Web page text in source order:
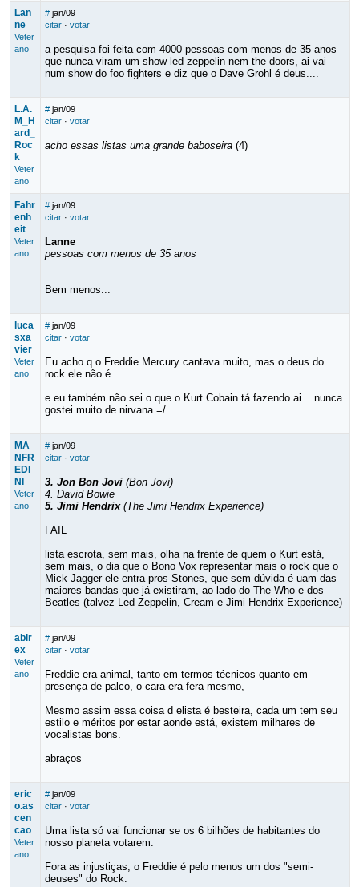
Lan
ne
Veter
ano
# jan/09
citar· votar
a pesquisa foi feita com 4000 pessoas com menos de 35 anos
que nunca viram um show led zeppelin nem the doors, ai vai
num show do foo fighters e diz que o Dave Grohl é deus....
L.A.
M_H
ard_
Roc
k
Veter
ano
# jan/09
citar· votar
acho essas listas uma grande baboseira(4)
Fahr
enh
eit
Veter
ano
# jan/09
citar· votar
Lanne
pessoas com menos de 35 anos
Bem menos...
luca
sxa
vier
Veter
ano
# jan/09
citar· votar
Eu acho q o Freddie Mercury cantava muito, mas o deus do
rock ele não é...
e eu também não sei o que o Kurt Cobain tá fazendo ai... nunca
gostei muito de nirvana =/
MA
NFR
EDI
NI
Veter
ano
# jan/09
citar· votar
3. Jon Bon Jovi(Bon Jovi)
4. David Bowie
5. Jimi Hendrix(The Jimi Hendrix Experience)
FAIL
lista escrota, sem mais, olha na frente de quem o Kurt está,
sem mais, o dia que o Bono Vox representar mais o rock que o
Mick Jagger ele entra pros Stones, que sem dúvida é uam das
maiores bandas que já existiram, ao lado do The Who e dos
Beatles (talvez Led Zeppelin, Cream e Jimi Hendrix Experience)
abir
ex
Veter
ano
# jan/09
citar· votar
Freddie era animal, tanto em termos técnicos quanto em
presença de palco, o cara era fera mesmo,
Mesmo assim essa coisa d elista é besteira, cada um tem seu
estilo e méritos por estar aonde está, existem milhares de
vocalistas bons.
abraços
eric
o.as
cen
cao
Veter
ano
# jan/09
citar· votar
Uma lista só vai funcionar se os 6 bilhões de habitantes do
nosso planeta votarem.
Fora as injustiças, o Freddie é pelo menos um dos "semi-
deuses" do Rock.